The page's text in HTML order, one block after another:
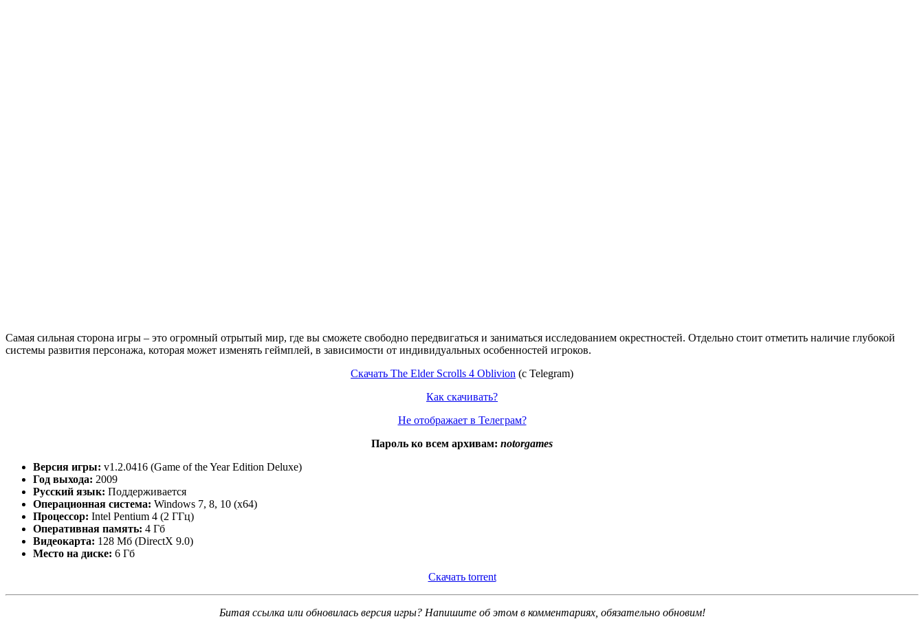
Самая сильная сторона игры – это огромный отрытый мир, где вы сможете свободно передвигаться и заниматься исследованием окрестностей. Отдельно стоит отметить наличие глубокой
системы развития персонажа, которая может изменять геймплей, в зависимости от индивидуальных особенностей игроков.
Скачать The Elder Scrolls 4 Oblivion (с Telegram)
Как скачивать?
Не отображает в Телеграм?
Пароль ко всем архивам: notorgames
Версия игры: v1.2.0416 (Game of the Year Edition Deluxe)
Год выхода: 2009
Русский язык: Поддерживается
Операционная система: Windows 7, 8, 10 (x64)
Процессор: Intel Pentium 4 (2 ГГц)
Оперативная память: 4 Гб
Видеокарта: 128 Мб (DirectX 9.0)
Место на диске: 6 Гб
Скачать torrent
Битая ссылка или обновилась версия игры? Напишите об этом в комментариях, обязательно обновим!